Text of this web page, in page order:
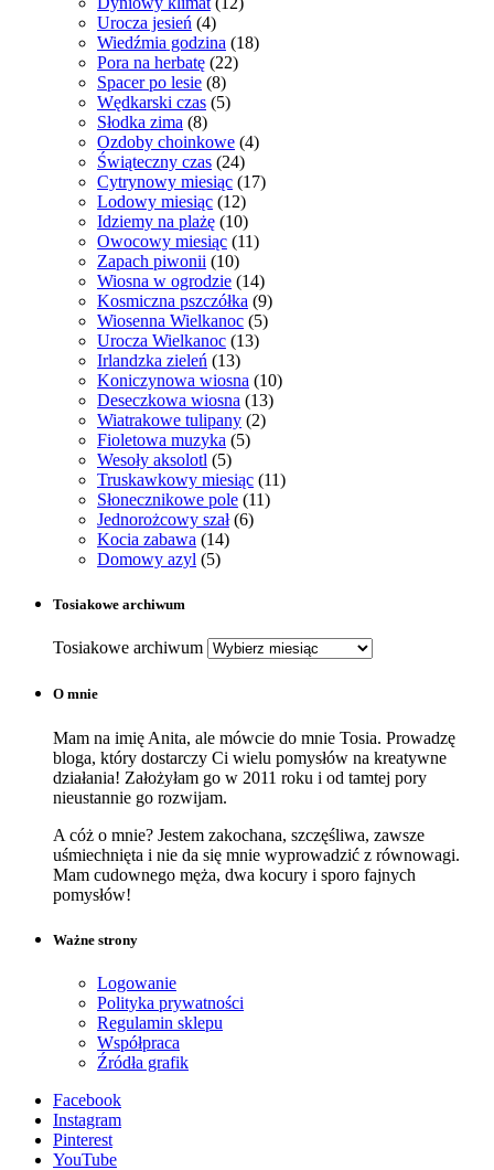
Urocza jesień (4)
Wiedźmia godzina (18)
Pora na herbatę (22)
Spacer po lesie (8)
Wędkarski czas (5)
Słodka zima (8)
Ozdoby choinkowe (4)
Świąteczny czas (24)
Cytrynowy miesiąc (17)
Lodowy miesiąc (12)
Idziemy na plażę (10)
Owocowy miesiąc (11)
Zapach piwonii (10)
Wiosna w ogrodzie (14)
Kosmiczna pszczółka (9)
Wiosenna Wielkanoc (5)
Urocza Wielkanoc (13)
Irlandzka zieleń (13)
Koniczynowa wiosna (10)
Deseczkowa wiosna (13)
Wiatrakowe tulipany (2)
Fioletowa muzyka (5)
Wesoły aksolotl (5)
Truskawkowy miesiąc (11)
Słonecznikowe pole (11)
Jednorożcowy szał (6)
Kocia zabawa (14)
Domowy azyl (5)
Tosiakowe archiwum
Tosiakowe archiwum
O mnie
Mam na imię Anita, ale mówcie do mnie Tosia. Prowadzę
bloga, który dostarczy Ci wielu pomysłów na kreatywne
działania! Założyłam go w 2011 roku i od tamtej pory
nieustannie go rozwijam.
A cóż o mnie? Jestem zakochana, szczęśliwa, zawsze
uśmiechnięta i nie da się mnie wyprowadzić z równowagi.
Mam cudownego męża, dwa kocury i sporo fajnych
pomysłów!
Ważne strony
Logowanie
Polityka prywatności
Regulamin sklepu
Współpraca
Źródła grafik
Facebook
Instagram
Pinterest
YouTube